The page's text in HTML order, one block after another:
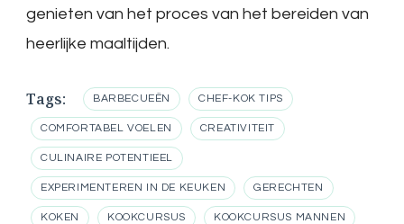
genieten van het proces van het bereiden van
heerlijke maaltijden.
Tags: BARBECUEËN CHEF-KOK TIPS
COMFORTABEL VOELEN CREATIVITEIT
CULINAIRE POTENTIEEL
EXPERIMENTEREN IN DE KEUKEN GERECHTEN
KOKEN KOOKCURSUS KOOKCURSUS MANNEN